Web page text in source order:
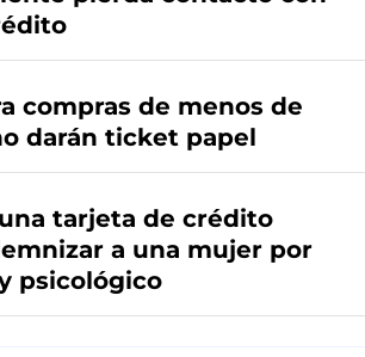
compras de menos de
darán ticket papel
tarjeta de crédito
a una mujer por
psicológico